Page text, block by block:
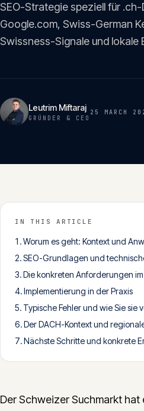
Insights
Kontakt
English Deutsch
Get in touch
CONTACT
info@innopulse.io+41 79 508 28
Gotthardstrasse 30, 6300 Zug
SEO-Strategie speziell für
Google.com, Swiss-German
Swissness-Signale und lokale
Leutrim Miftaraj
GRÜNDER & CEO
25 MARCH
IN THIS ARTICLE
Worum es geht: Kontext und
SEO-Grundlagen und
Die konkreten Anforderungen im
Implementierung in der Praxis
Typische Fehler und wie Sie sie
Der DACH-Kontext und
Nächste Schritte und konkrete
Der Schweizer Suchmarkt hat